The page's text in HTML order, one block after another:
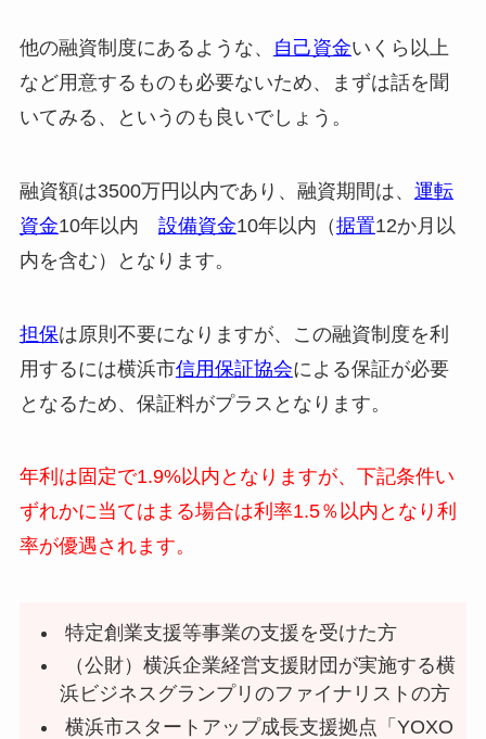
他の融資制度にあるような、 自己資金いくら以上
など用意するものも必要ないため、まずは話を聞
いてみる、というのも良いでしょう。
融資額は3500万円以内であり、 融資期間は、 運転
資金10年以内 設備資金10年以内（据置12か月以
内を含む）となります。
担保は原則不要になりますが、この融資制度を利
用するには横浜市信用保証協会による保証が必要
となるため、保証料がプラスとなります。
年利は固定で1.9%以内となりますが、下記条件い
ずれかに当てはまる場合は利率1.5％以内となり利
率が優遇されます。
特定創業支援等事業の支援を受けた方
（公財）横浜企業経営支援財団が実施する横
浜ビジネスグランプリのファイナリストの方
横浜市スタートアップ成長支援拠点「YOXO